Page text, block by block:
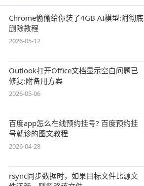
Chrome偷偷给你装了4GB AI模型:附彻底
删除教程
2026-05-12
Outlook打开Office文档显示空白问题已
修复:附备用方案
2026-05-06
百度app怎么在线预约挂号? 百度预约挂
号就诊的图文教程
2026-04-28
rsync同步数据时，如果目标文件比源文